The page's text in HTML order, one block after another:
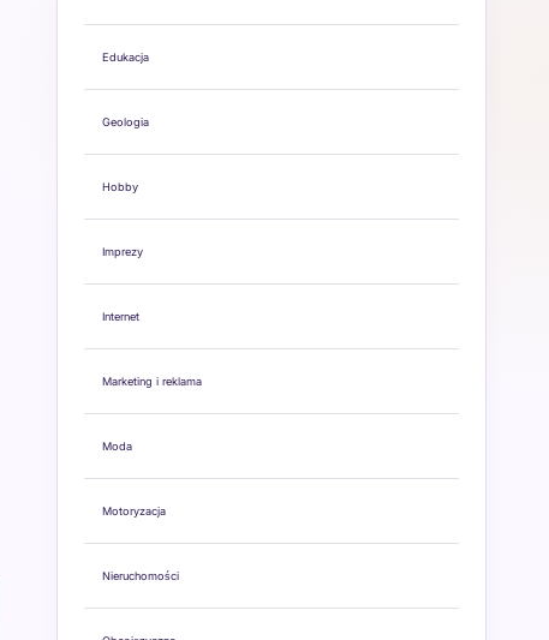
Edukacja
Geologia
Hobby
Imprezy
Internet
Marketing i reklama
Moda
Motoryzacja
Nieruchomości